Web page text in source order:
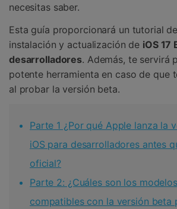
necesitas saber.
Esta guía proporcionará un tutorial
instalación y actualización de iOS 17
desarrolladores.󠀲󠀡󠀡󠀦󠀤󠀠󠀡󠀩󠀤󠀳󠀰 Además, te servirá
potente herramienta en caso de que
al probar la versión beta.
Parte 1 ¿Por qué Apple lanza la
iOS para desarrolladores antes
oficial?
Parte 2: ¿Cuáles son los
compatibles con la versión beta